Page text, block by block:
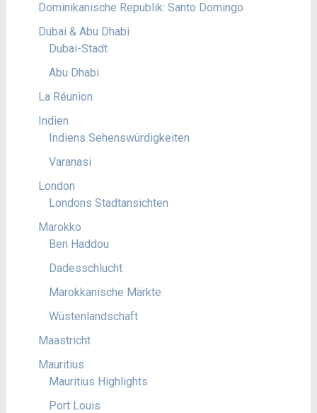
Dominikanische Republik: Santo Domingo
Dubai & Abu Dhabi
Dubai-Stadt
Abu Dhabi
La Réunion
Indien
Indiens Sehenswürdigkeiten
Varanasi
London
Londons Stadtansichten
Marokko
Ben Haddou
Dadesschlucht
Marokkanische Märkte
Wüstenlandschaft
Maastricht
Mauritius
Mauritius Highlights
Port Louis